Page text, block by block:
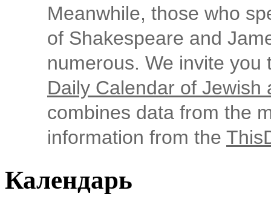
Meanwhile, those who
of Shakespeare and
numerous. We invite
Daily Calendar of Jewish
combines data from the
information from the
Календарь